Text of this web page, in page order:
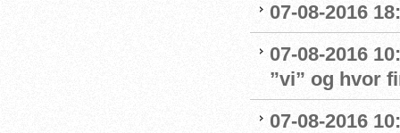
07-08-2016
07-08-2016
”vi” og hvor
07-08-2016